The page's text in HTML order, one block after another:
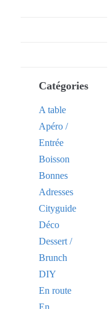
Catégories
A table
Apéro /
Entrée
Boisson
Bonnes
Adresses
Cityguide
Déco
Dessert /
Brunch
DIY
En route